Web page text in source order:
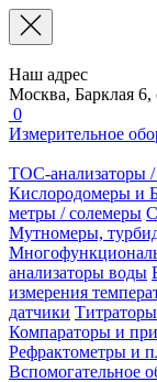
Наш адрес
Москва, Барклая 6,
0
Измерительное
TOC-анализаторы /
Кислородомеры и
метры / солемеры
Мутномеры,
анализаторы воды
измерения
датчики Титраторы
Компараторы и
Рефрактометры и
Вспомогательное